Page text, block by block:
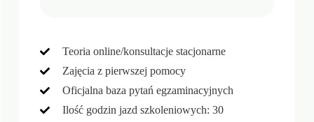
Teoria online/konsultacje stacjonarne
Zajęcia z pierwszej pomocy
Oficjalna baza pytań egzaminacyjnych
Ilość godzin jazd szkoleniowych: 30